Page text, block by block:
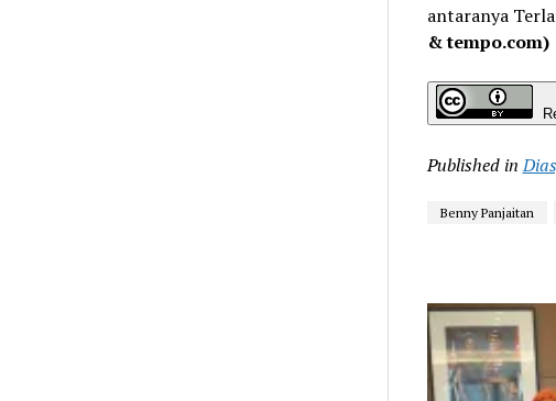
antaranya
& tempo.com)
Published in
Benny Panjaitan